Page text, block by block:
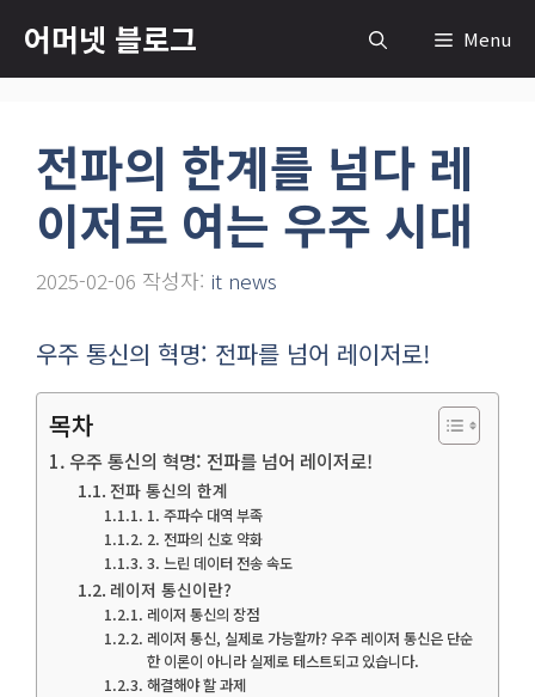
츠
어머넷 블로그 Menu
전파의 한계를 넘다 레
이저로 여는 우주 시대
2025-02-06 작성자: it news
우주 통신의 혁명: 전파를 넘어 레이저로!
목차
우주 통신의 혁명: 전파를 넘어 레이저로!
전파 통신의 한계
1. 주파수 대역 부족
2. 전파의 신호 약화
3. 느린 데이터 전송 속도
레이저 통신이란?
레이저 통신의 장점
레이저 통신, 실제로 가능할까? 우주 레이저 통신은 단순
한 이론이 아니라 실제로 테스트되고 있습니다.
해결해야 할 과제